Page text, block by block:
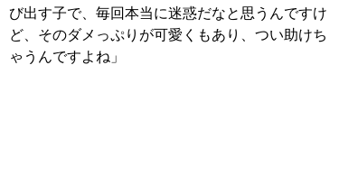
び出す子で、毎回本当に迷惑だなと思うんですけ
ど、そのダメっぷりが可愛くもあり、つい助けち
ゃうんですよね」